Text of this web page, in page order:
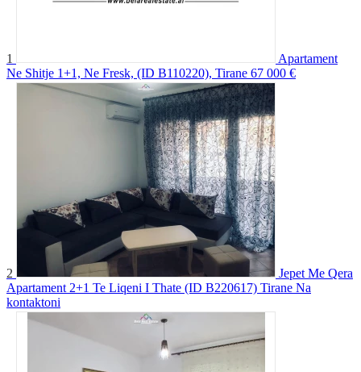
1
Apartament
Ne Shitje 1+1, Ne Fresk, (ID B110220), Tirane 67 000 €
2
Jepet Me Qera
Apartament 2+1 Te Liqeni I Thate (ID B220617) Tirane Na
kontaktoni